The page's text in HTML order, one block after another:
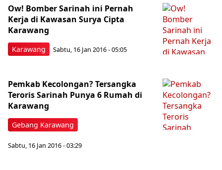
Karawang
Ow! Bomber Sarinah ini Pernah
Kerja di Kawasan Surya Cipta
Karawang
Sabtu, 16 Jan 2016 - 05:05
Gebang Karawang
Pemkab Kecolongan? Tersangka
Teroris Sarinah Punya 6 Rumah di
Karawang
Sabtu, 16 Jan 2016 - 03:29